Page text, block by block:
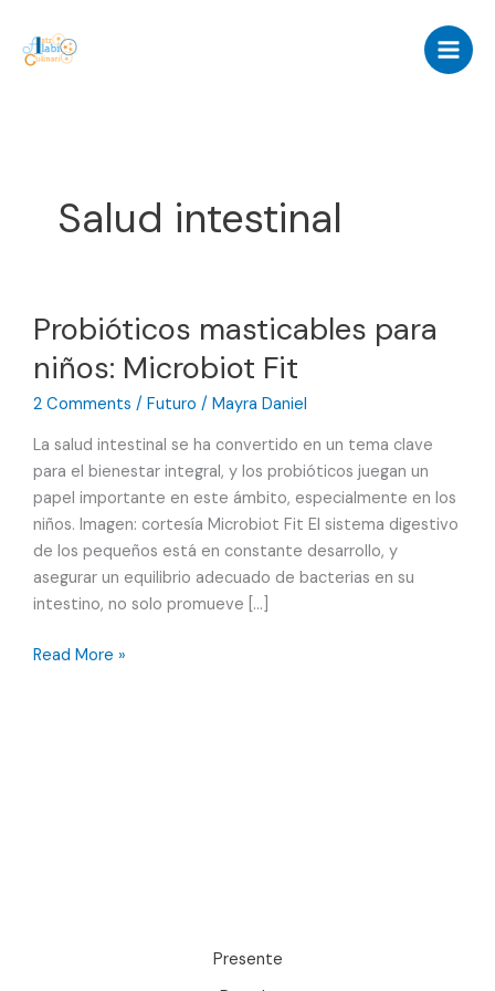
content
Salud intestinal
Probióticos masticables para
niños: Microbiot Fit
2 Comments / Futuro / Mayra Daniel
La salud intestinal se ha convertido en un tema clave
para el bienestar integral, y los probióticos juegan un
papel importante en este ámbito, especialmente en los
niños. Imagen: cortesía Microbiot Fit El sistema digestivo
de los pequeños está en constante desarrollo, y
asegurar un equilibrio adecuado de bacterias en su
intestino, no solo promueve […]
Probióticos
Read More »
Presente